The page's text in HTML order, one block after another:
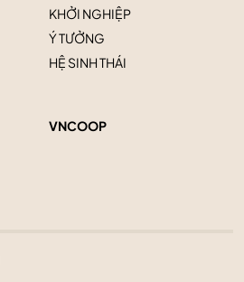
KHỞI NGHIỆP
Ý TƯỞNG
HỆ SINH THÁI
VNCOOP